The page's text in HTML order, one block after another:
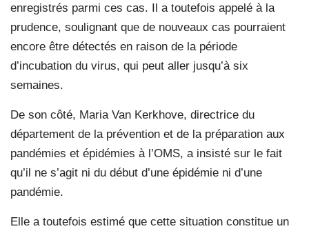
enregistrés parmi ces cas. Il a toutefois appelé à la
prudence, soulignant que de nouveaux cas pourraient
encore être détectés en raison de la période
d’incubation du virus, qui peut aller jusqu’à six
semaines.
De son côté, Maria Van Kerkhove, directrice du
département de la prévention et de la préparation aux
pandémies et épidémies à l’OMS, a insisté sur le fait
qu’il ne s’agit ni du début d’une épidémie ni d’une
pandémie.
Elle a toutefois estimé que cette situation constitue un